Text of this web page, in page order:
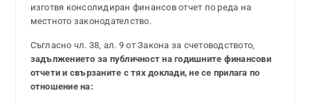
изготвя консолидиран финансов отчет по реда на
местното законодателство.
Съгласно чл. 38, ал. 9 от Закона за счетоводството,
задължението за публичност на годишните финансови
отчети и свързаните с тях доклади, не се прилага по
отношение на: